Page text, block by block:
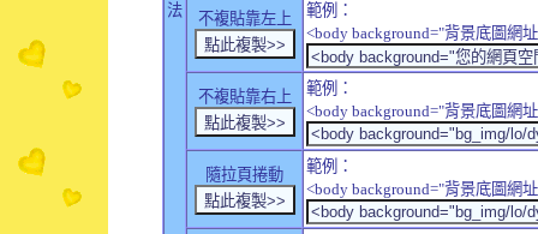
法
不複貼靠左上
範例：
<body background="背景底圖網
不複貼靠右上
範例：
<body background="背景底圖網
隨拉頁捲動
範例：
<body background="背景底圖網